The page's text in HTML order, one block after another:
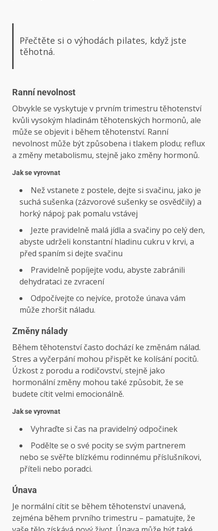
Přečtěte si o výhodách pilates, když jste
těhotná.
Ranní nevolnost
Obvykle se vyskytuje v prvním trimestru těhotenství
kvůli vysokým hladinám těhotenských hormonů, ale
může se objevit i během těhotenství. Ranní
nevolnost může být způsobena i tlakem plodu; reflux
a změny metabolismu, stejně jako změny hormonů.
Jak se vyrovnat
Než vstanete z postele, dejte si svačinu, jako je
suchá sušenka (zázvorové sušenky se osvědčily) a
horký nápoj; pak pomalu vstávej
Jezte pravidelně malá jídla a svačiny po celý den,
abyste udrželi konstantní hladinu cukru v krvi, a
před spaním si dejte svačinu
Pravidelně popíjejte vodu, abyste zabránili
dehydrataci ze zvracení
Odpočívejte co nejvíce, protože únava vám
může zhoršit náladu.
Změny nálady
Během těhotenství často dochází ke změnám nálad.
Stres a vyčerpání mohou přispět ke kolísání pocitů.
Úzkost z porodu a rodičovství, stejně jako
hormonální změny mohou také způsobit, že se
budete cítit velmi emocionálně.
Jak se vyrovnat
Vyhraďte si čas na pravidelný odpočinek
Podělte se o své pocity se svým partnerem
nebo se svěřte blízkému rodinnému příslušníkovi,
příteli nebo poradci.
Únava
Je normální cítit se během těhotenství unavená,
zejména během prvního trimestru – pamatujte, že